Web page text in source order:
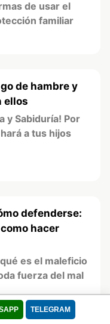
TELEGRAM
de usar el
familiar
de hambre y
ellos
y Sabiduría! Por
a tus hijos
defenderse:
hacer
es el maleficio
fuerza del mal